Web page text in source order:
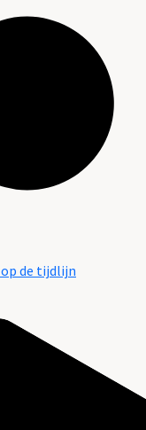
de tijdlijn